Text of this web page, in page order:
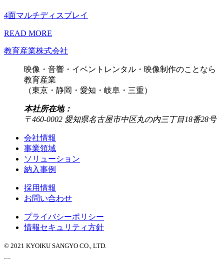
4面マルチディスプレイ
READ MORE
教育産業株式会社
映像・音響・イベントレンタル・映像制作のことなら
教育産業
（東京・静岡・愛知・岐阜・三重）
本社所在地：
〒460-0002 愛知県名古屋市中区丸の内三丁目18番28号
会社情報
事業領域
ソリューション
納入事例
採用情報
お問い合わせ
プライバシーポリシー
情報セキュリティ方針
© 2021 KYOIKU SANGYO CO., LTD.